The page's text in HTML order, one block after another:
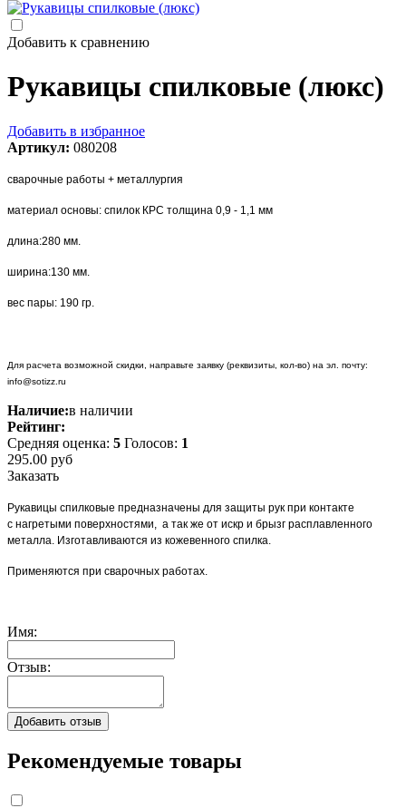
Добавить к сравнению
Рукавицы спилковые (люкс)
Добавить в избранное
Артикул: 080208
сварочные работы + металлургия
материал основы: спилок КРС толщина 0,9 - 1,1 мм
длина:280 мм.
ширина:130 мм.
вес пары: 190 гр.
Для расчета возможной скидки, направьте заявку (реквизиты, кол-во) на эл. почту:
info@sotizz.ru
Наличие:в наличии
Рейтинг:
Средняя оценка: 5 Голосов: 1
295.00 руб
Заказать
Рукавицы спилковые предназначены для защиты рук при контакте
с нагретыми поверхностями, а так же от искр и брызг расплавленного
металла. Изготавливаются из кожевенного спилка.
Применяются при сварочных работах.
Имя:
Отзыв:
Рекомендуемые товары